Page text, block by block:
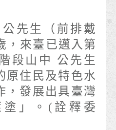
生（前排戴
，來臺已邁入第
段山中 公先生
原住民及特色水
，發展出具臺灣
」。(詮釋委